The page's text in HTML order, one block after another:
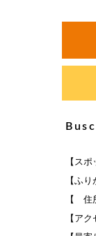
【ス
【ふ
【 住
【ア